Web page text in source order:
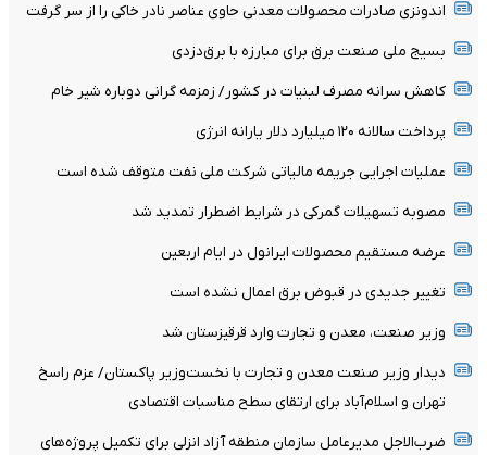
اندونزی صادرات محصولات معدنی حاوی عناصر نادر خاکی را از سر گرفت
بسیج ملی صنعت برق برای مبارزه با برق‌دزدی
کاهش سرانه مصرف لبنیات در کشور/ زمزمه گرانی دوباره شیر خام
پرداخت سالانه ۱۲۰ میلیارد دلار یارانه انرژی
عملیات اجرایی جریمه مالیاتی شرکت ملی نفت متوقف شده است
مصوبه تسهیلات گمرکی در شرایط اضطرار تمدید شد
عرضه مستقیم محصولات ایرانول در ایام اربعین
تغییر جدیدی در قبوض برق اعمال نشده است
وزیر صنعت، معدن و تجارت وارد قرقیزستان شد
دیدار وزیر صنعت معدن و تجارت با نخست‌وزیر پاکستان/ عزم راسخ
تهران و اسلام‌آباد برای ارتقای سطح مناسبات اقتصادی
ضرب‌الاجل مدیرعامل سازمان منطقه آزاد انزلی برای تکمیل پروژه‌های